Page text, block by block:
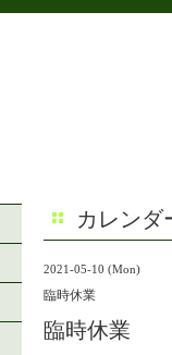
カレンダ
2021-05-10 (Mon)
臨時休業
臨時休業